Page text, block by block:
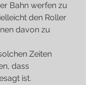
Bahn werfen zu
den Roller
davon zu
Zeiten
dass
ist.